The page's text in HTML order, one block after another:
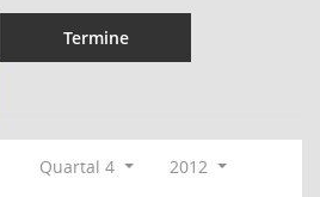
Termine
Quartal 4
2012